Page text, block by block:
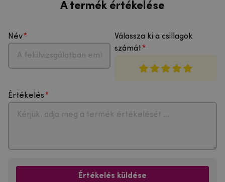
A termék értékelése
Név
Válassza ki a csillagok
számát
Értékelés
Értékelés küldése